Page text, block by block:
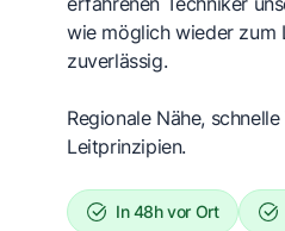
wie möglich wieder zum
zuverlässig.
Regionale Nähe,
Leitprinzipien.
In 48h vor Ort